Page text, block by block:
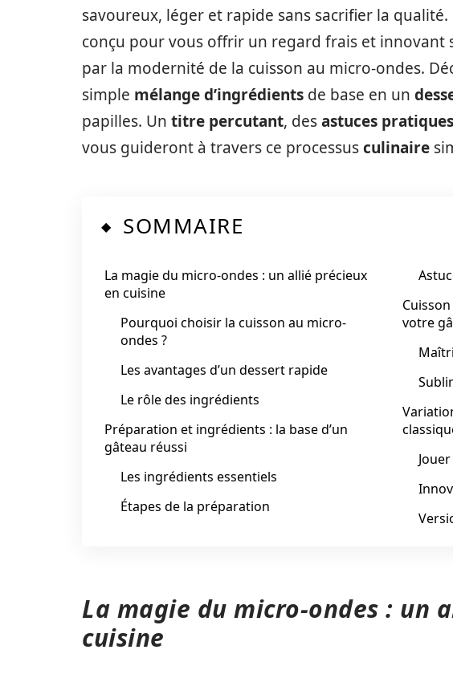
savoureux, léger et rapide sans sacrifier la qualité.
conçu pour vous offrir un regard frais et innovant
par la modernité de la cuisson au micro-ondes.
simple mélange d’ingrédients de base en un
papilles. Un titre percutant, desastuces pratiques
vous guideront à travers ce processusculinaire
SOMMAIRE
La magie du micro-ondes : un allié précieux
en cuisine
Pourquoi choisir la cuisson au micro-
ondes ?
Les avantages d’un dessert rapide
Le rôle des ingrédients
Préparation et ingrédients : la base d’un
gâteau réussi
Les ingrédients essentiels
Étapes de la préparation
votre
La magie du micro-ondes : un
cuisine